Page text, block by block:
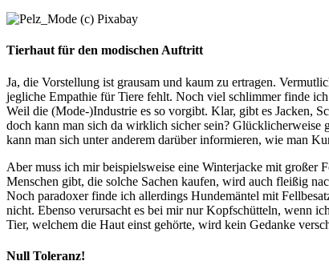
Tierhaut für den modischen Auftritt
Ja, die Vorstellung ist grausam und kaum zu ertragen.
jegliche Empathie für Tiere fehlt. Noch viel schlimmer finde
Weil die (Mode-)Industrie es so vorgibt. Klar, gibt es Jacken,
doch kann man sich da wirklich sicher sein? Glücklicherweise
kann man sich unter anderem darüber informieren, wie man
Aber muss ich mir beispielsweise eine Winterjacke mit großer
Menschen gibt, die solche Sachen kaufen, wird auch fleißig
Noch paradoxer finde ich allerdings Hundemäntel mit
nicht. Ebenso verursacht es bei mir nur Kopfschütteln, wenn
Tier, welchem die Haut einst gehörte, wird kein Gedanke
Null Toleranz!